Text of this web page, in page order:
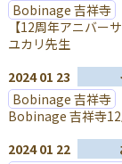
Bobinage 吉祥寺
【12周年アニバー
ユカリ先生
2024 01 23
Bobinage 吉祥寺
Bobinage 吉祥寺
2024 01 22